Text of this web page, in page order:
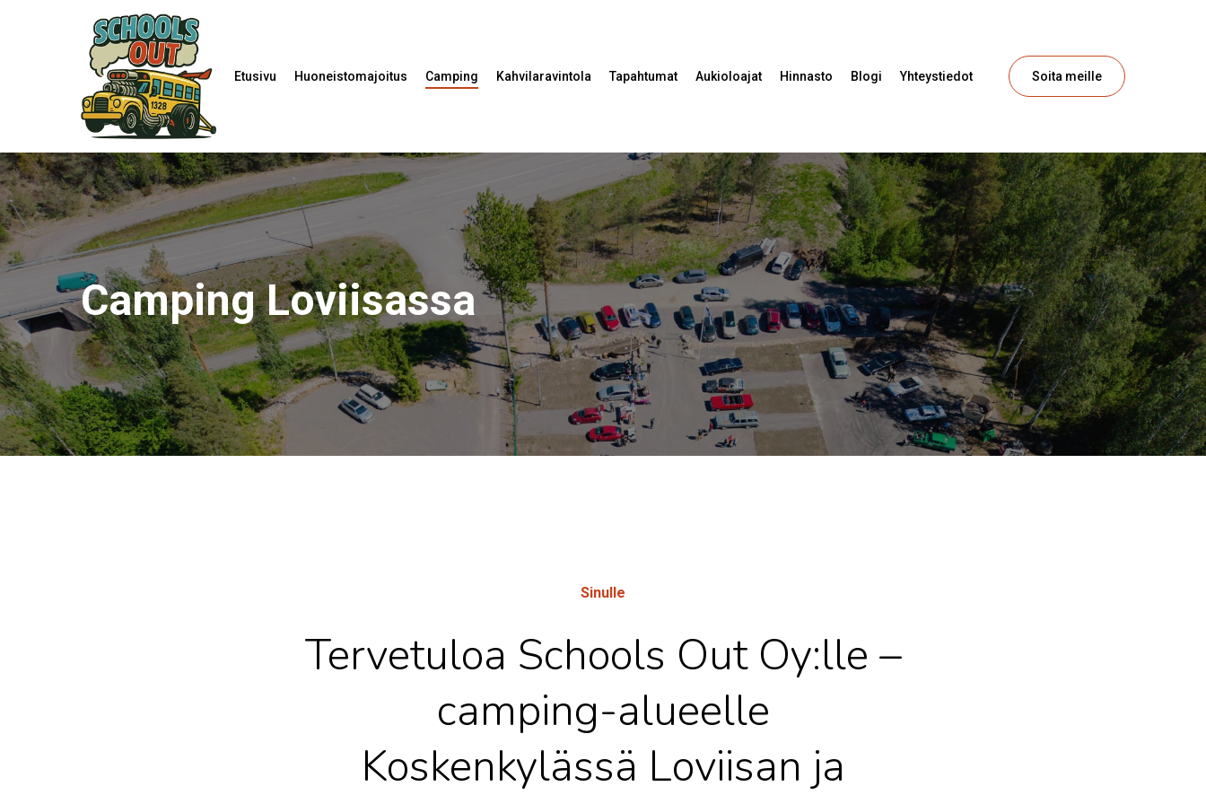
Etusivu Huoneistomajoitus Camping Kahvilaravintola Tapahtumat Aukioloajat Hinnasto Blogi Yhteystiedot Soita meille
Camping Loviisassa
Sinulle
Tervetuloa Schools Out Oy:lle –
camping-alueelle
Koskenkylässä Loviisan ja